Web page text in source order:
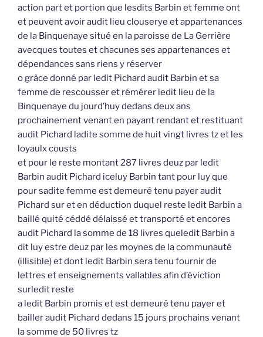
action part et portion que lesdits Barbin et femme ont
et peuvent avoir audit lieu clouserye et appartenances
de la Binquenaye situé en la paroisse de La Gerrière
avecques toutes et chacunes ses appartenances et
dépendances sans riens y réserver
o grâce donné par ledit Pichard audit Barbin et sa
femme de rescousser et rémérer ledit lieu de la
Binquenaye du jourd’huy dedans deux ans
prochainement venant en payant rendant et restituant
audit Pichard ladite somme de huit vingt livres tz et les
loyaulx cousts
et pour le reste montant 287 livres deuz par ledit
Barbin audit Pichard iceluy Barbin tant pour luy que
pour sadite femme est demeuré tenu payer audit
Pichard sur et en déduction duquel reste ledit Barbin a
baillé quité céddé délaissé et transporté et encores
audit Pichard la somme de 18 livres queledit Barbin a
dit luy estre deuz par les moynes de la communauté
(illisible) et dont ledit Barbin sera tenu fournir de
lettres et enseignements vallables afin d’éviction
surledit reste
a ledit Barbin promis et est demeuré tenu payer et
bailler audit Pichard dedans 15 jours prochains venant
la somme de 50 livres tz